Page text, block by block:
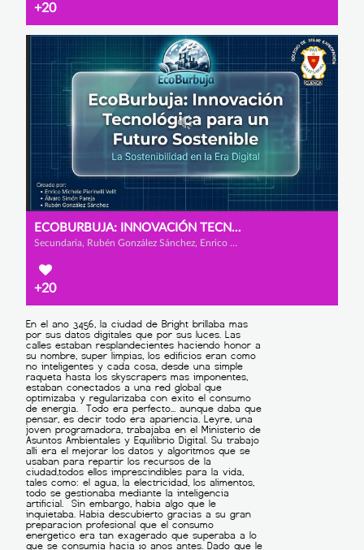
+20
ECOBURBUJA: INNOVACIÓN TECNOLÓGICA PARA UN FUTURO SOSTENINBLE
Secundaria, Rubén González Sánchez, Enrico Michele Pierinelli Velit y Álvaro Simón Pareja
+20